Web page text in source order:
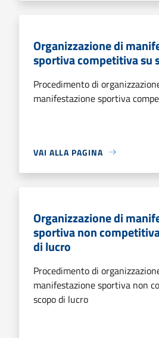
Organizzazione di
sportiva competitiva su
Procedimento di
manifestazione sportiva
VAI ALLA PAGINA
Organizzazione di
sportiva non
di lucro
Procedimento di
manifestazione sportiva non
scopo di lucro